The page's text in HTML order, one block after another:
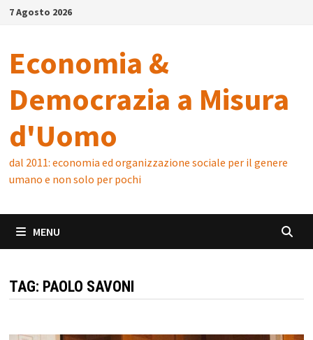
Skip7 Agosto 2026
Economia &
Democrazia a Misura
d'Uomo
dal 2011: economia ed organizzazione sociale per il genere
umano e non solo per pochi
MENU
TAG: PAOLO SAVONI